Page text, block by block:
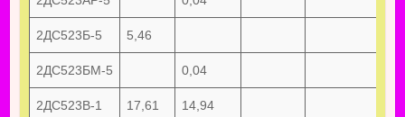
2ДС523Б-5 5,46
2ДС523БМ-5 0,04
2ДС523В-1 17,61 14,94